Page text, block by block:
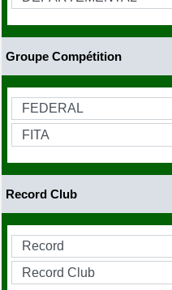
Groupe Compétition
Record Club